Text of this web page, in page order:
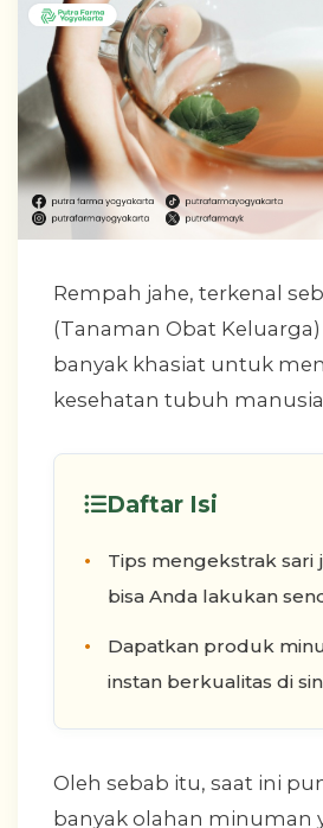
Rempah jahe, terkenal
(Tanaman Obat
banyak khasiat untuk
kesehatan tubuh
Daftar Isi
Tips mengekstrak sari
bisa Anda lakukan
Dapatkan produk
instan berkualitas di
Oleh sebab itu, saat ini
banyak olahan minuman